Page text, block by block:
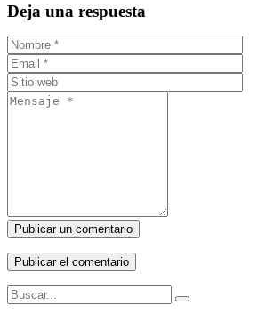
Deja una respuesta
Publicar un comentario